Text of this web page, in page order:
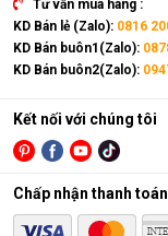
Tư vấn mua hàng :
KD Bán lẻ (Zalo): 0816
KD Bán buôn1(Zalo):
KD Bán buôn2(Zalo):
Kết nối với chúng tôi
Chấp nhận thanh toán